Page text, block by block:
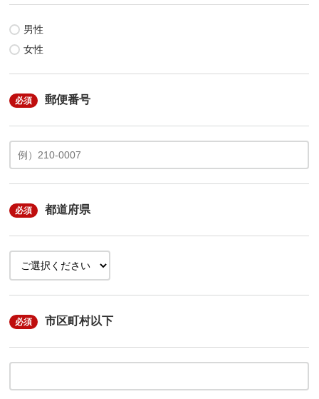
男性
女性
必須 郵便番号
必須 都道府県
必須 市区町村以下